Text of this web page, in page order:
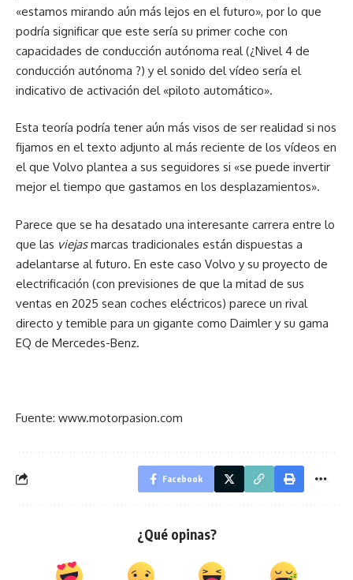
«estamos mirando aún más lejos en el futuro», por lo que
podría significar que este sería su primer coche con
capacidades de conducción autónoma real (¿Nivel 4 de
conducción autónoma ?) y el sonido del vídeo sería el
indicativo de activación del «piloto automático».
Esta teoría podría tener aún más visos de ser realidad si nos
fijamos en el texto adjunto al más reciente de los vídeos en
el que Volvo plantea a sus seguidores si «se puede invertir
mejor el tiempo que gastamos en los desplazamientos».
Parece que se ha desatado una interesante carrera entre lo
que las viejasmarcas tradicionales están dispuestas a
adelantarse al futuro. En este caso Volvo y su proyecto de
electrificación (con previsiones de que la mitad de sus
ventas en 2025 sean coches eléctricos) parece un rival
directo y temible para un gigante como Daimler y su gama
EQ de Mercedes-Benz.
Fuente: www.motorpasion.com
Facebook
¿Qué opinas?